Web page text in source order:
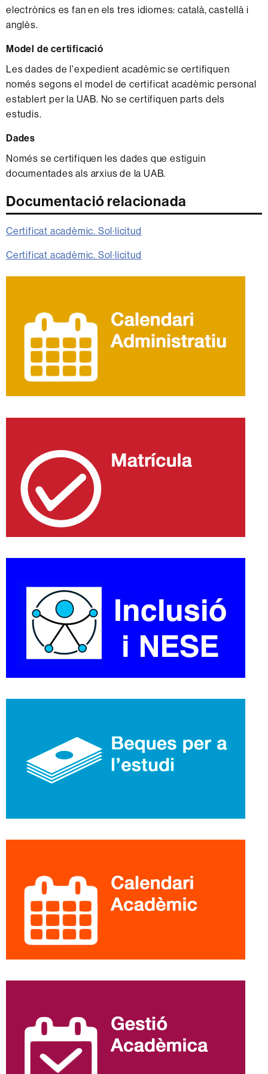
electrònics es fan en els tres idiomes: català, castellà i
anglès.
Model de certificació
Les dades de l'expedient acadèmic se certifiquen
només segons el model de certificat acadèmic personal
establert per la UAB. No se certifiquen parts dels
estudis.
Dades
Només se certifiquen les dades que estiguin
documentades als arxius de la UAB.
Documentació relacionada
Certificat acadèmic. Sol·licitud
Certificat acadèmic. Sol·licitud
Informació